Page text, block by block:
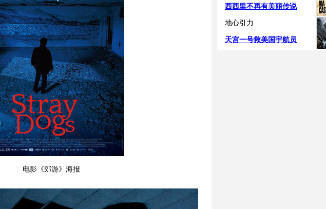
电影《郊游》海报
西西里不再有美丽传说
地心引力
天宫一号救美国宇航员